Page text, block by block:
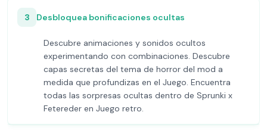
3 Desbloquea bonificaciones ocultas
Descubre animaciones y sonidos ocultos
experimentando con combinaciones. Descubre
capas secretas del tema de horror del mod a
medida que profundizas en el Juego. Encuentra
todas las sorpresas ocultas dentro de Sprunki x
Fetereder en Juego retro.